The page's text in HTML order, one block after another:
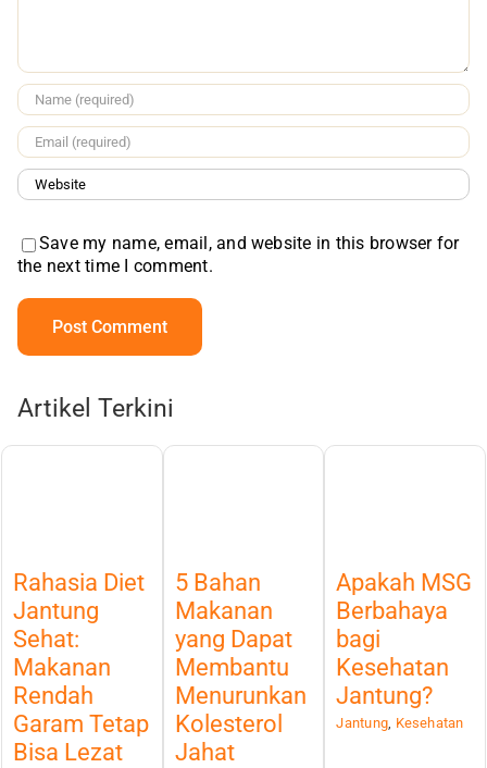
Save my name, email, and website in this browser for
the next time I comment.
Artikel Terkini
Rahasia Diet
Jantung
Sehat:
Makanan
Rendah
Garam Tetap
Bisa Lezat
5 Bahan
Makanan
yang Dapat
Membantu
Menurunkan
Kolesterol
Jahat
Apakah MSG
Berbahaya
bagi
Kesehatan
Jantung?
Jantung, Kesehatan